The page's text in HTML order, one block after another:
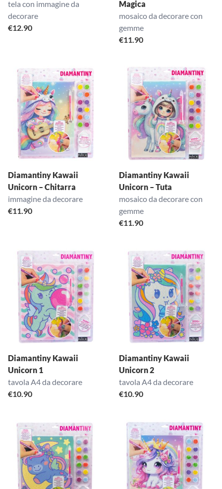
tela con immagine da
decorare
€12.90
Magica
mosaico da decorare con
gemme
€11.90
Diamantiny Kawaii
Unicorn – Chitarra
immagine da decorare
€11.90
Diamantiny Kawaii
Unicorn – Tuta
mosaico da decorare con
gemme
€11.90
Diamantiny Kawaii
Unicorn 1
tavola A4 da decorare
€10.90
Diamantiny Kawaii
Unicorn 2
tavola A4 da decorare
€10.90